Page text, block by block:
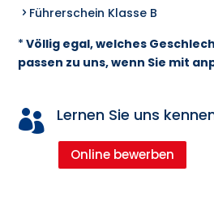
Führerschein Klasse B
* Völlig egal, welches
passen zu uns, wenn Sie mit
 Lernen Sie uns
Online bewerben